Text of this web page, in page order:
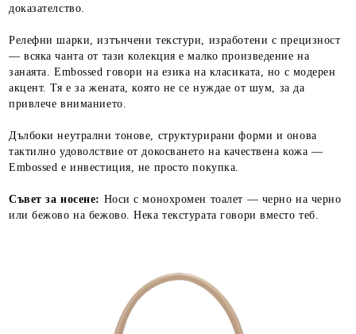
доказателство.
Релефни шарки, изтънчени текстури, изработени с прецизност
— всяка чанта от тази колекция е малко произведение на
занаята. Embossed говори на езика на класиката, но с модерен
акцент. Тя е за жената, която не се нуждае от шум, за да
привлече вниманието.
Дълбоки неутрални тонове, структурирани форми и онова
тактилно удоволствие от докосването на качествена кожа —
Embossed е инвестиция, не просто покупка.
Съвет за носене: Носи с монохромен тоалет — черно на черно
или бежово на бежово. Нека текстурата говори вместо теб.